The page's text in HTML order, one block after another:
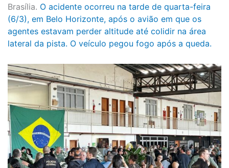
Brasília. O acidente ocorreu na tarde de quarta-feira
(6/3), em Belo Horizonte, após o avião em que os
agentes estavam perder altitude até colidir na área
lateral da pista. O veículo pegou fogo após a queda.